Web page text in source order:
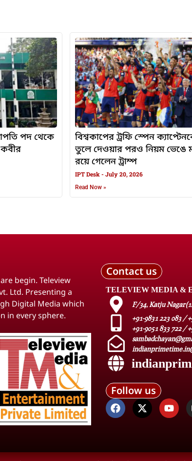
পদ থেকে
বিশ্বকাপের ট্রফি স্পেন
তুলে দেওয়ার পরও নিয়ম ভেঙে
রয়ে গেলেন ট্রাম্প
IPT Desk July 20, 2026
Read Now »
begin. Teleview
Ltd. Presenting a
Digital Media which
in every sphere.
Contact us
TELEVIEW MEDIA &
F/34, Katju
+91-9831 223 083 /
+91-9051 833 722 /
Follow us